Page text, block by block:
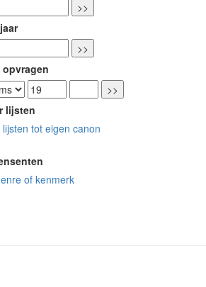
lijsten
tot eigen canon
of kenmerk